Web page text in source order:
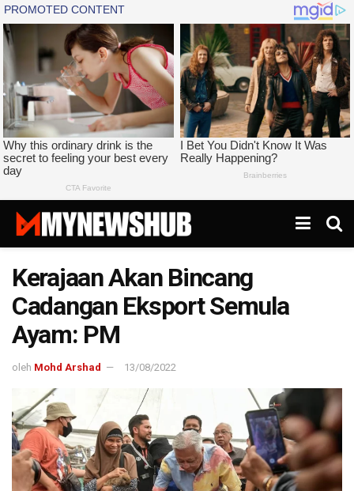
Kerajaan Akan Bincang
Cadangan Eksport Semula
Ayam: PM
oleh Mohd Arshad 13/08/2022